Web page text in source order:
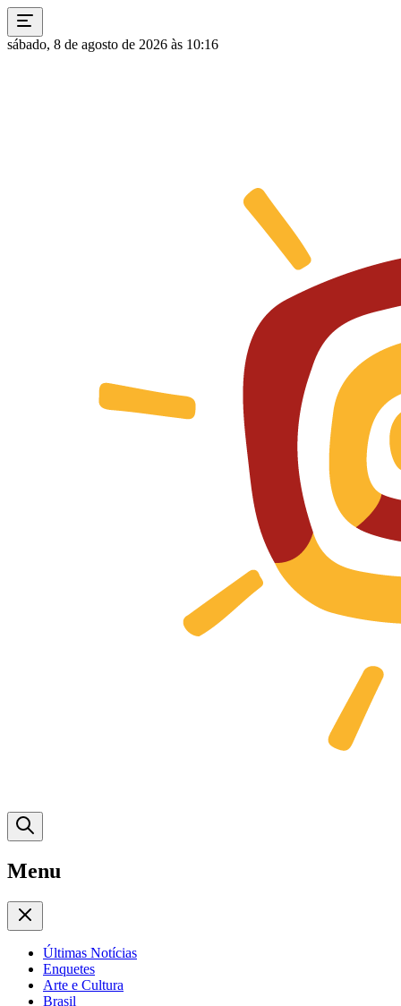
sábado, 8 de agosto de 2026 às 10:16
Menu
Últimas Notícias
Enquetes
Arte e Cultura
Brasil